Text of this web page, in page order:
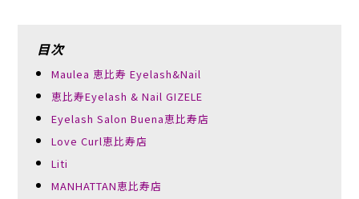
目次
Maulea 恵比寿 Eyelash&Nail
恵比寿Eyelash & Nail GIZELE
Eyelash Salon Buena恵比寿店
Love Curl恵比寿店
Liti
MANHATTAN恵比寿店